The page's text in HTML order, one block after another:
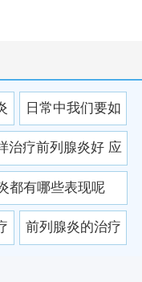
日常中我们要如
何有效的预防前
列腺炎
治疗前列腺炎好 应
该注意什么
都有哪些表现呢
前列腺炎的治疗